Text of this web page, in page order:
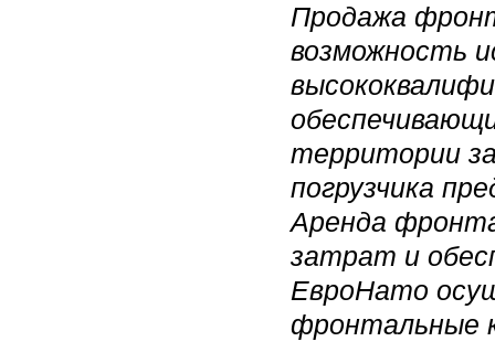
Продажа
возможность
территории
погрузчика
Аренда
затрат и
ЕвроНато
фронтальные